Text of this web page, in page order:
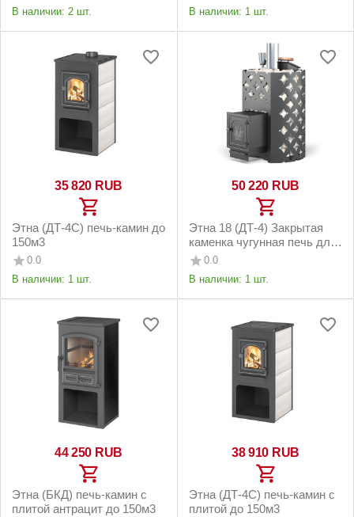
В наличии: 2 шт.
В наличии: 1 шт.
35 820 RUB
Этна (ДТ-4С) печь-камин до
150м3
0.0
В наличии: 1 шт.
50 220 RUB
Этна 18 (ДТ-4) Закрытая
каменка чугунная печь для
бани
0.0
В наличии: 1 шт.
44 250 RUB
Этна (БКД) печь-камин с
плитой антрацит до 150м3
38 910 RUB
Этна (ДТ-4С) печь-камин с
плитой до 150м3